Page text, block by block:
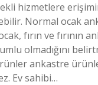
hizmetlere
Normal ocak
fırın ve fırının
olmadığını
ankastre
Ev sahibi…